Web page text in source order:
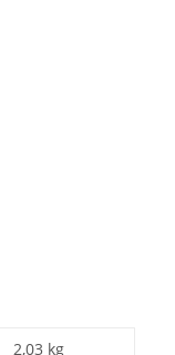
2,03 kg